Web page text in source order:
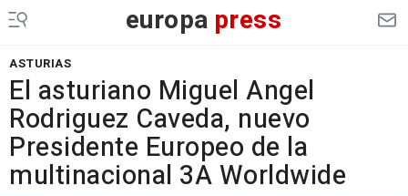
europa press
ASTURIAS
El asturiano Miguel Angel
Rodriguez Caveda, nuevo
Presidente Europeo de la
multinacional 3A Worldwide